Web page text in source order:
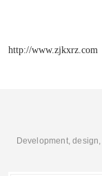
http://www.zjkxrz.com
Development,